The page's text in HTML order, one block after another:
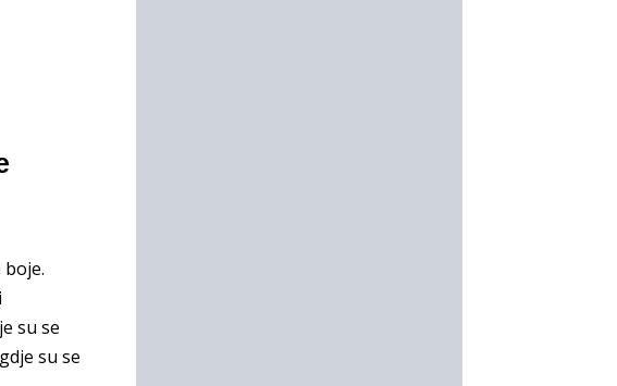
su se
su se